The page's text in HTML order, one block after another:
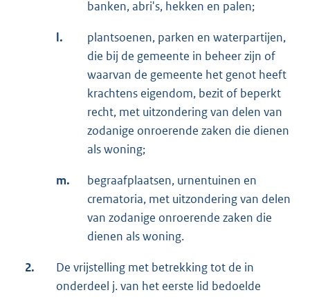
banken, abri's, hekken en palen;
l.
plantsoenen, parken en waterpartijen,
die bij de gemeente in beheer zijn of
waarvan de gemeente het genot heeft
krachtens eigendom, bezit of beperkt
recht, met uitzondering van delen van
zodanige onroerende zaken die dienen
als woning;
m.
begraafplaatsen, urnentuinen en
crematoria, met uitzondering van delen
van zodanige onroerende zaken die
dienen als woning.
2.
De vrijstelling met betrekking tot de in
onderdeel j. van het eerste lid bedoelde